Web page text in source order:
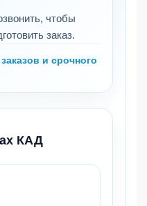
чтобы
заказ.
и срочного
КАД